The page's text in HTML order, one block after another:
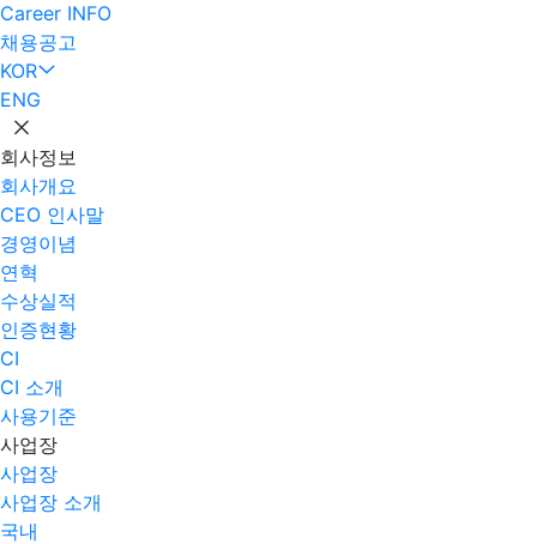
Career INFO
채용공고
KOR
ENG
회사정보
회사개요
CEO 인사말
경영이념
연혁
수상실적
인증현황
CI
CI 소개
사용기준
사업장
사업장
사업장 소개
국내